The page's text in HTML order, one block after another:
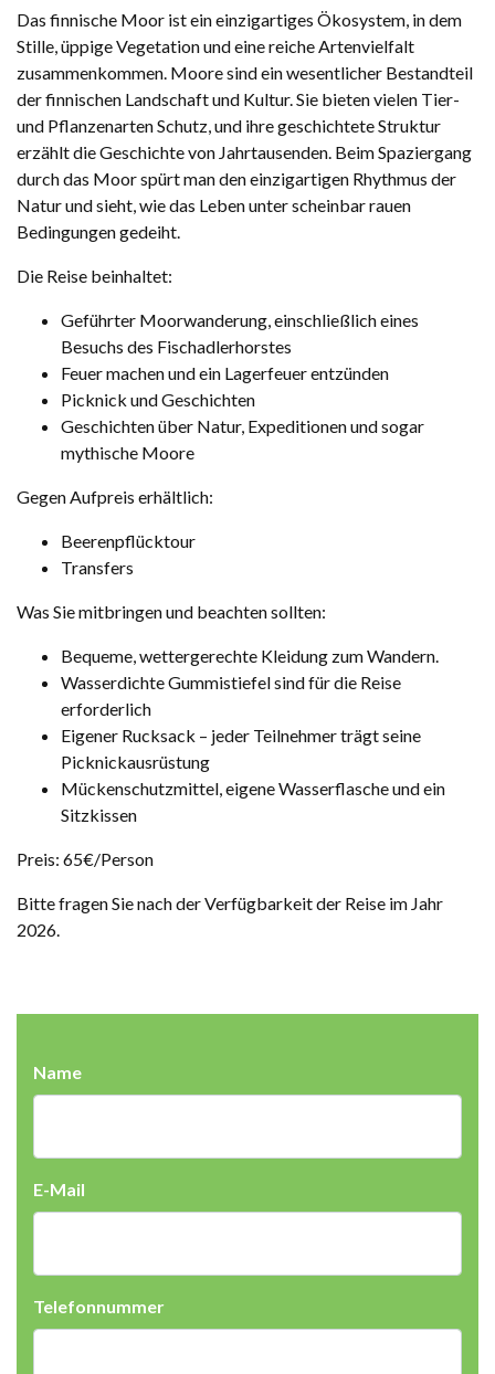
Das finnische Moor ist ein einzigartiges Ökosystem, in dem
Stille, üppige Vegetation und eine reiche Artenvielfalt
zusammenkommen. Moore sind ein wesentlicher Bestandteil
der finnischen Landschaft und Kultur. Sie bieten vielen Tier-
und Pflanzenarten Schutz, und ihre geschichtete Struktur
erzählt die Geschichte von Jahrtausenden. Beim Spaziergang
durch das Moor spürt man den einzigartigen Rhythmus der
Natur und sieht, wie das Leben unter scheinbar rauen
Bedingungen gedeiht.
Die Reise beinhaltet:
Geführter Moorwanderung, einschließlich eines
Besuchs des Fischadlerhorstes
Feuer machen und ein Lagerfeuer entzünden
Picknick und Geschichten
Geschichten über Natur, Expeditionen und sogar
mythische Moore
Gegen Aufpreis erhältlich:
Beerenpflücktour
Transfers
Was Sie mitbringen und beachten sollten:
Bequeme, wettergerechte Kleidung zum Wandern.
Wasserdichte Gummistiefel sind für die Reise
erforderlich
Eigener Rucksack – jeder Teilnehmer trägt seine
Picknickausrüstung
Mückenschutzmittel, eigene Wasserflasche und ein
Sitzkissen
Preis: 65€/Person
Bitte fragen Sie nach der Verfügbarkeit der Reise im Jahr
2026.
Name
E-Mail
Telefonnummer